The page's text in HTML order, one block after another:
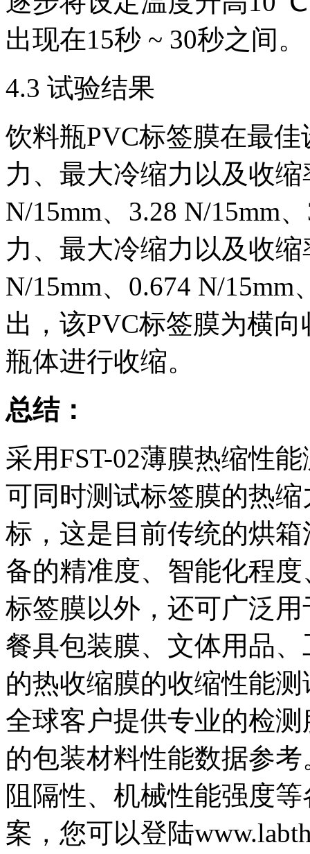
出现在15秒 ~ 30秒之间。
4.3 试验结果
饮料瓶PVC标签膜在最
力、最大冷缩力以及收
N/15mm、3.28 N/15mm
力、最大冷缩力以及收
N/15mm、0.674 N/
出，该PVC标签膜为横
瓶体进行收缩。
总结：
采用FST-02薄膜热缩性
可同时测试标签膜的热
标，这是目前传统的烘
备的精准度、智能化程
标签膜以外，还可广泛
餐具包装膜、文体用品
的热收缩膜的收缩性能
全球客户提供专业的检
的包装材料性能数据参
阻隔性、机械性能强度
案，您可以登陆